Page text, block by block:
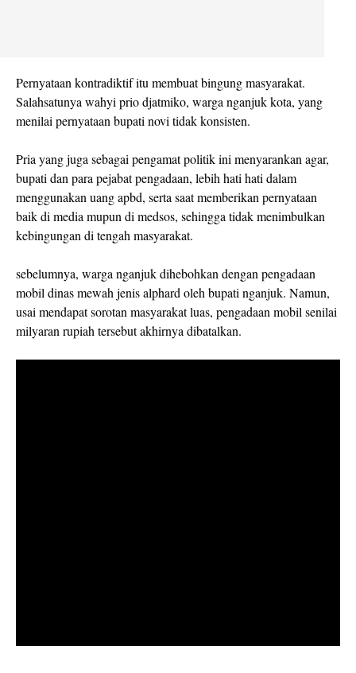
Pernyataan kontradiktif itu membuat bingung masyarakat.
Salahsatunya wahyi prio djatmiko, warga nganjuk kota, yang
menilai pernyataan bupati novi tidak konsisten.
Pria yang juga sebagai pengamat politik ini menyarankan agar,
bupati dan para pejabat pengadaan, lebih hati hati dalam
menggunakan uang apbd, serta saat memberikan pernyataan
baik di media mupun di medsos, sehingga tidak menimbulkan
kebingungan di tengah masyarakat.
sebelumnya, warga nganjuk dihebohkan dengan pengadaan
mobil dinas mewah jenis alphard oleh bupati nganjuk. Namun,
usai mendapat sorotan masyarakat luas, pengadaan mobil senilai
milyaran rupiah tersebut akhirnya dibatalkan.